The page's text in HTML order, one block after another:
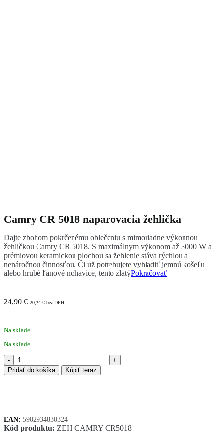
Camry CR 5018 naparovacia žehlička
Dajte zbohom pokrčenému oblečeniu s mimoriadne výkonnou
žehličkou Camry CR 5018. S maximálnym výkonom až 3000 W a
prémiovou keramickou plochou sa žehlenie stáva rýchlou a
nenáročnou činnosťou. Či už potrebujete vyhladiť jemnú košeľu
alebo hrubé ľanové nohavice, tento zlatýPokračovať
24,90 € 20,24 € bez DPH
Na sklade
Na sklade
množstvo
Camry
CR
Pridať do košíka Kúpiť teraz
EAN: 5902934830324
Kód produktu: ZEH CAMRY CR5018